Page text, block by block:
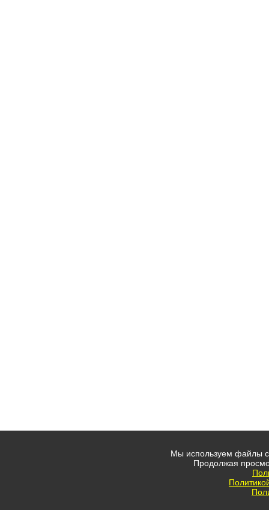
Мы используем файлы
Продолжая